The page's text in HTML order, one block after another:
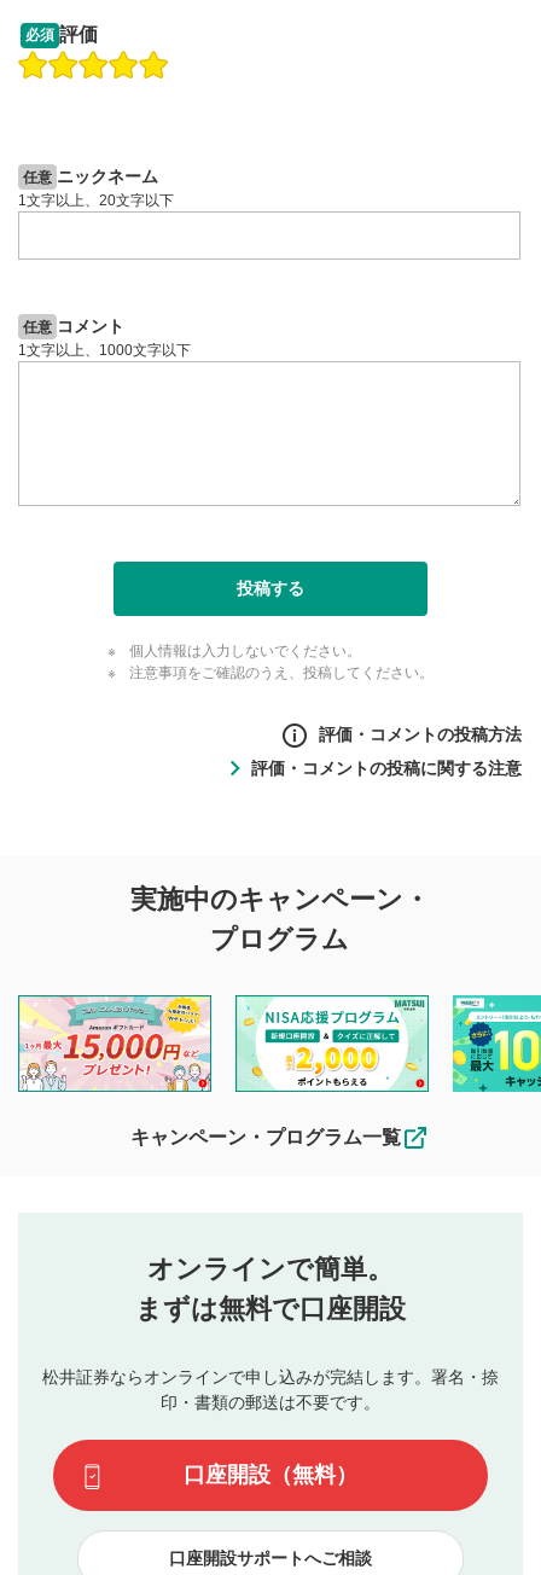
操作説明動画
必須 評価
任意 ニックネーム
1文字以上、20文字以下
任意 コメント
1文字以上、1000文字以下
投稿する
個人情報は入力しないでください。
注意事項をご確認のうえ、投稿してください。
評価・コメントの投稿方法
投稿するボタン
星で評価をすると投稿できます。（お名前とコメント
3
動画の評価
です）
評価・コメントの投稿に関する注意
投稿に関する注意
を目的として、各動画コンテンツに、評価およびコメントの
投稿ができます。利用者は以下の注意事項をご理解のうえ、
閲覧および投稿を行うものとしてください。
他の利用者が動画を視聴される際の参考になるコメントをお
待ちしております。
なお、投稿をもって、本注意事項に同意されたものとみなし
行ってください。
当社は、利用者同士、もしくは利用者と第三者間のトラ
ブルによって生じた損害に対して一切の責任を負いませ
評価およびコメントは当社にて審査のうえ、掲載となり
ます。掲載されるまでに日数がかかる場合や掲載されない
てはお答えできません。各動画コンテンツへの掲載をもっ
て結果のご連絡といたします。ご了承ください。
下記の項目に該当すると判断された投稿内容は、掲載を
見合わせる場合がございます。
本動画コンテンツとは無関係の内容の投稿
実施中のキャンペーン・
プログラム
キャンペーン・プログラム一覧
オンラインで簡単。
まずは無料で口座開設
松井証券ならオンラインで申し込みが完結します。署名・捺
印・書類の郵送は不要です。
口座開設（無料）
口座開設サポートへご相談